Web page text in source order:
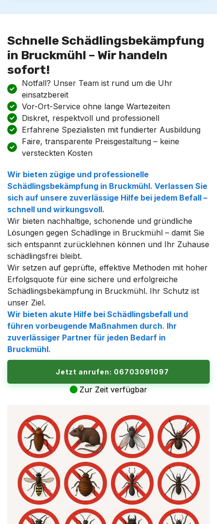
Schnelle Schädlingsbekämpfung
in Bruckmühl – Wir handeln
sofort!
Notfall? Unser Team ist rund um die Uhr
einsatzbereit
Vor-Ort-Service ohne lange Wartezeiten
Diskret, respektvoll und professionell
Erfahrene Spezialisten mit fundierter Ausbildung
Faire, transparente Preisgestaltung – keine
versteckten Kosten
Wir bieten zügige und professionelle
Schädlingsbekämpfung in Bruckmühl. Verlassen Sie
sich auf unsere zuverlässige Hilfe bei jedem Befall –
schnell und wirkungsvoll.
Wir bieten nachhaltige, schonende und gründliche
Lösungen gegen Schädlinge in Bruckmühl – damit Sie
sich entspannt zurücklehnen können und Ihr Zuhause
schädlingsfrei bleibt.
Wir setzen auf geprüfte, effektive Methoden mit hoher
Erfolgsquote für eine sichere und erfolgreiche
Schädlingsbekämpfung in Bruckmühl. Ihr Schutz ist
unser Ziel.
Wir bieten akute Hilfe bei Schädlingsbefall und
führen vorbeugende Maßnahmen durch. Ihr
zuverlässiger Partner für jeden Bedarf in
Bruckmühl.
Jetzt anrufen: 06703091097
Zur Zeit verfügbar